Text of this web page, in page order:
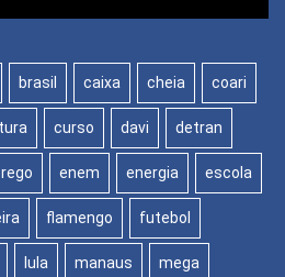
brasil caixa cheia coari
curso davi detran
enem energia escola
flamengo futebol
lula manaus mega